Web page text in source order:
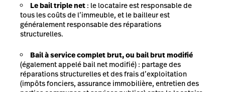
Le bail triple net : le locataire est responsable de
tous les coûts de l’immeuble, et le bailleur est
généralement responsable des réparations
structurelles.
Bail à service complet brut, ou bail brut modifié
(également appelé bail net modifié) : partage des
réparations structurelles et des frais d’exploitation
(impôts fonciers, assurance immobilière, entretien des